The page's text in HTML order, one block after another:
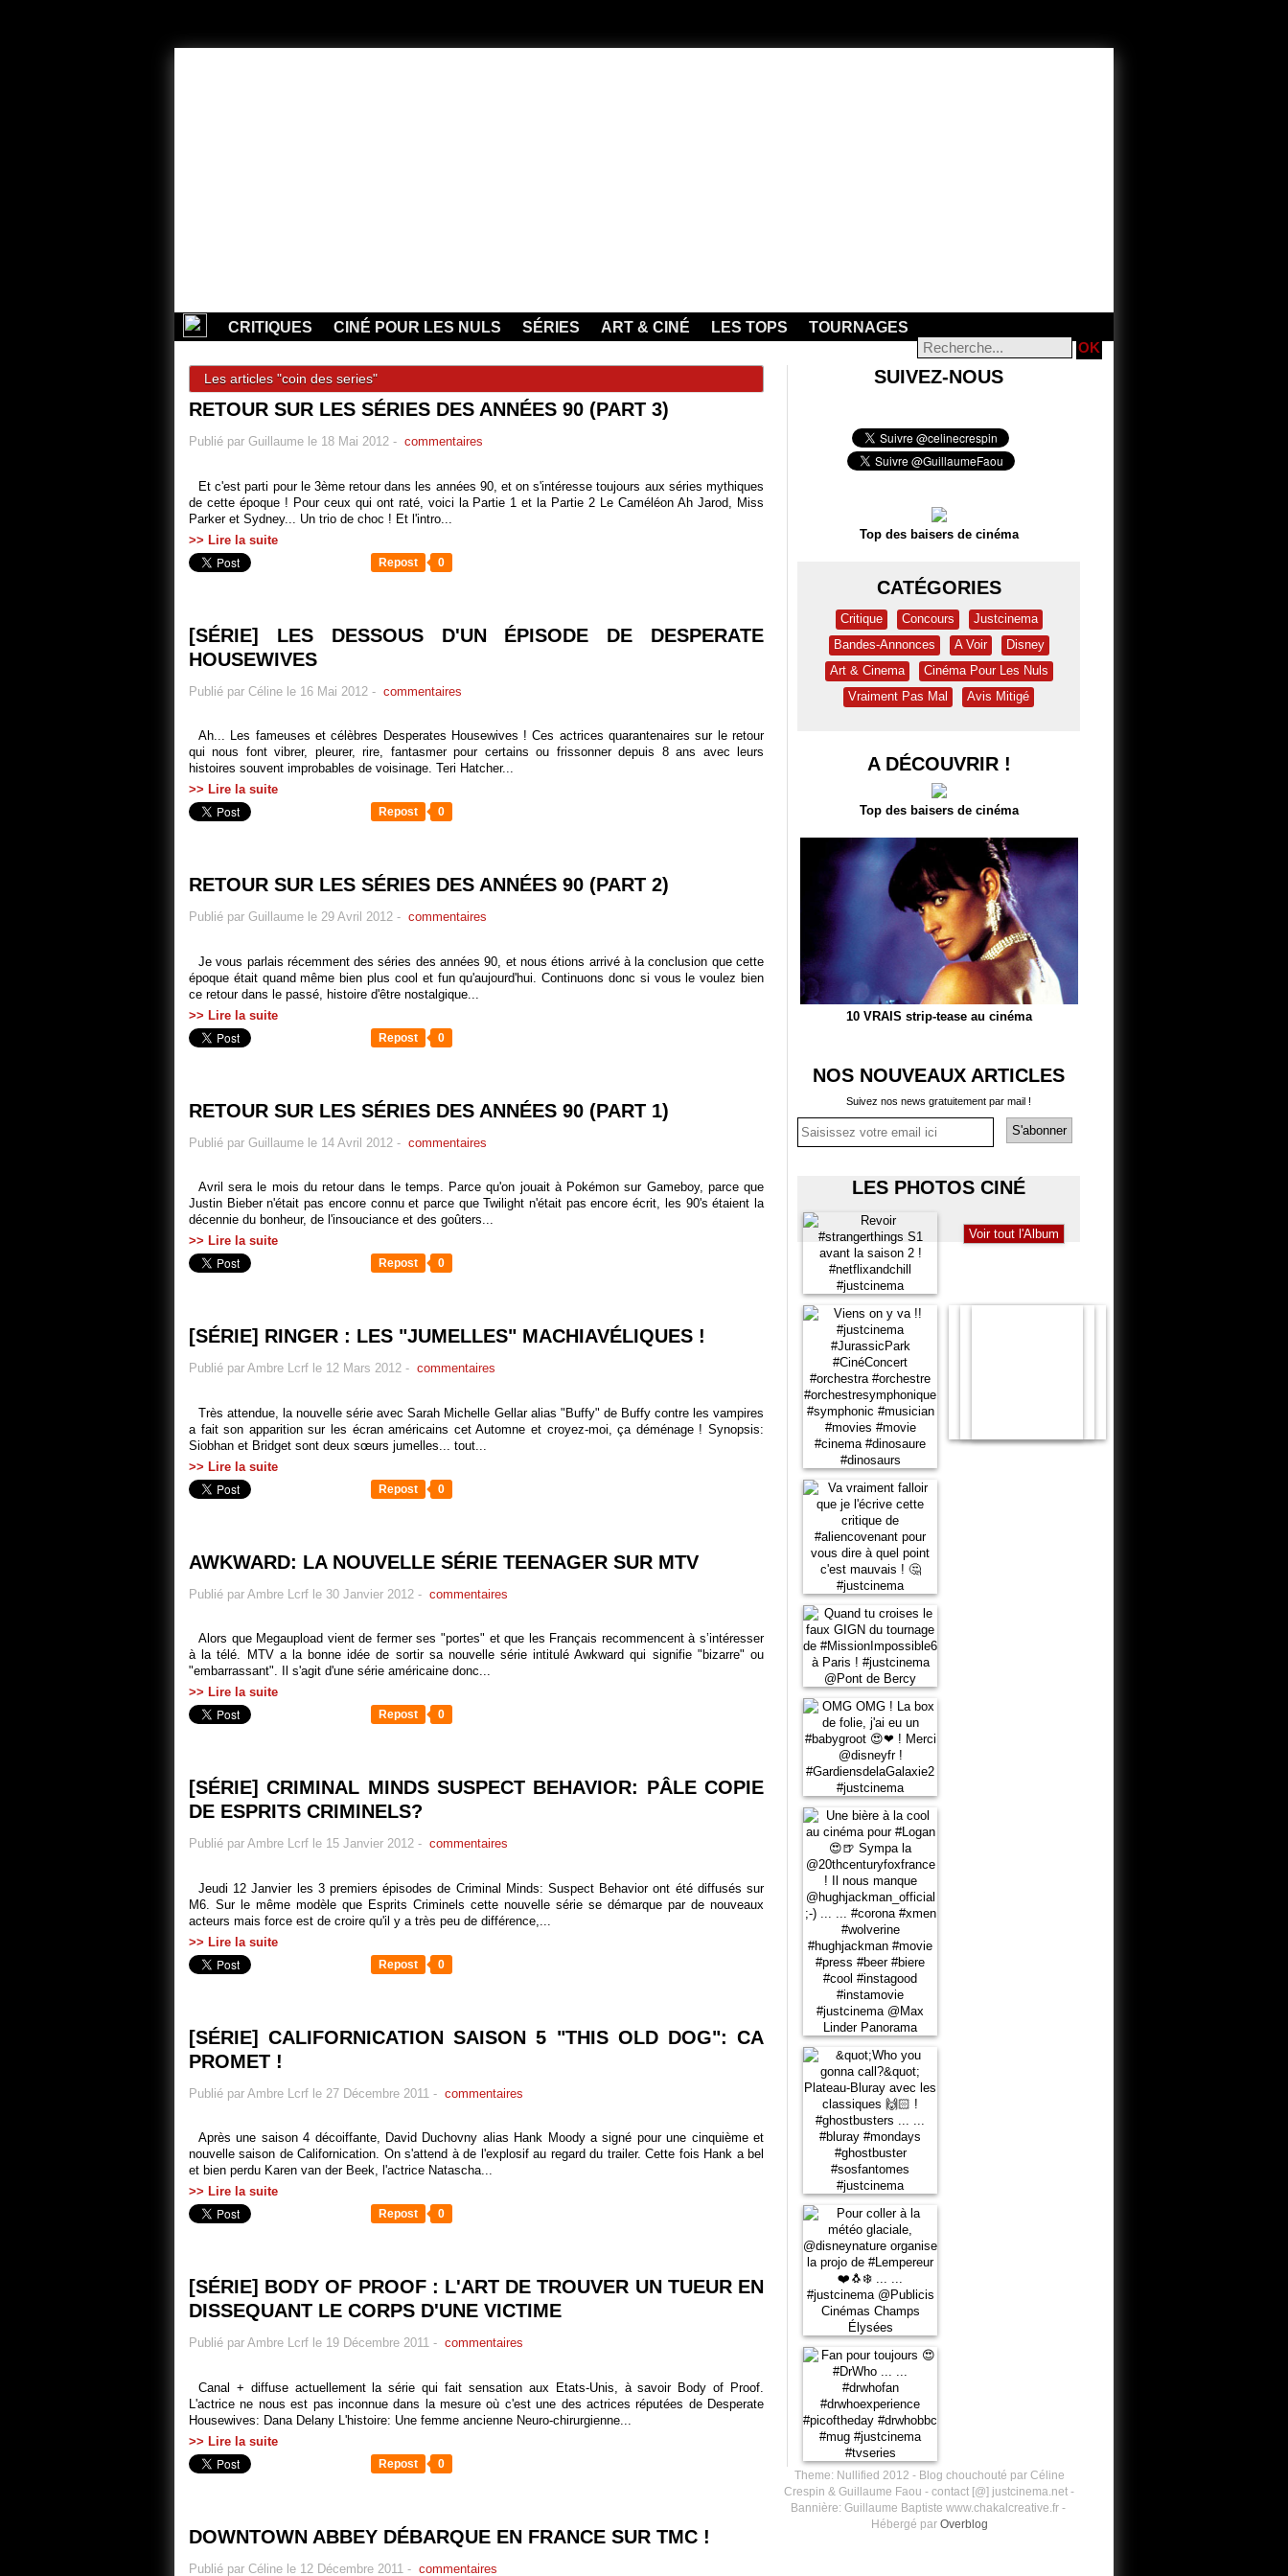
CRITIQUES CINÉ POUR LES NULS SÉRIES ART & CINÉ LES TOPS TOURNAGES
Les articles "coin des series"
RETOUR SUR LES SÉRIES DES ANNÉES 90 (PART 3)
Publié par Guillaume le 18 Mai 2012 - commentaires
Et c'est parti pour le 3ème retour dans les années 90, et on s'intéresse toujours aux séries mythiques
de cette époque ! Pour ceux qui ont raté, voici la Partie 1 et la Partie 2 Le Caméléon Ah Jarod, Miss
Parker et Sydney... Un trio de choc ! Et l'intro...
>> Lire la suite
Repost 0
[SÉRIE] LES DESSOUS D'UN ÉPISODE DE DESPERATE
HOUSEWIVES
Publié par Céline le 16 Mai 2012 - commentaires
Ah... Les fameuses et célèbres Desperates Housewives ! Ces actrices quarantenaires sur le retour
qui nous font vibrer, pleurer, rire, fantasmer pour certains ou frissonner depuis 8 ans avec leurs
histoires souvent improbables de voisinage. Teri Hatcher...
>> Lire la suite
Repost 0
RETOUR SUR LES SÉRIES DES ANNÉES 90 (PART 2)
Publié par Guillaume le 29 Avril 2012 - commentaires
Je vous parlais récemment des séries des années 90, et nous étions arrivé à la conclusion que cette
époque était quand même bien plus cool et fun qu'aujourd'hui. Continuons donc si vous le voulez bien
ce retour dans le passé, histoire d'être nostalgique...
>> Lire la suite
Repost 0
RETOUR SUR LES SÉRIES DES ANNÉES 90 (PART 1)
Publié par Guillaume le 14 Avril 2012 - commentaires
Avril sera le mois du retour dans le temps. Parce qu'on jouait à Pokémon sur Gameboy, parce que
Justin Bieber n'était pas encore connu et parce que Twilight n'était pas encore écrit, les 90's étaient la
décennie du bonheur, de l'insouciance et des goûters...
>> Lire la suite
Repost 0
[SÉRIE] RINGER : LES "JUMELLES" MACHIAVÉLIQUES !
Publié par Ambre Lcrf le 12 Mars 2012 - commentaires
Très attendue, la nouvelle série avec Sarah Michelle Gellar alias "Buffy" de Buffy contre les vampires
a fait son apparition sur les écran américains cet Automne et croyez-moi, ça déménage ! Synopsis:
Siobhan et Bridget sont deux sœurs jumelles... tout...
>> Lire la suite
Repost 0
AWKWARD: LA NOUVELLE SÉRIE TEENAGER SUR MTV
Publié par Ambre Lcrf le 30 Janvier 2012 - commentaires
Alors que Megaupload vient de fermer ses "portes" et que les Français recommencent à s’intéresser
à la télé. MTV a la bonne idée de sortir sa nouvelle série intitulé Awkward qui signifie "bizarre" ou
"embarrassant". Il s'agit d'une série américaine donc...
>> Lire la suite
Repost 0
[SÉRIE] CRIMINAL MINDS SUSPECT BEHAVIOR: PÂLE COPIE
DE ESPRITS CRIMINELS?
Publié par Ambre Lcrf le 15 Janvier 2012 - commentaires
Jeudi 12 Janvier les 3 premiers épisodes de Criminal Minds: Suspect Behavior ont été diffusés sur
M6. Sur le même modèle que Esprits Criminels cette nouvelle série se démarque par de nouveaux
acteurs mais force est de croire qu'il y a très peu de différence,...
>> Lire la suite
Repost 0
[SÉRIE] CALIFORNICATION SAISON 5 "THIS OLD DOG": CA
PROMET !
Publié par Ambre Lcrf le 27 Décembre 2011 - commentaires
Après une saison 4 décoiffante, David Duchovny alias Hank Moody a signé pour une cinquième et
nouvelle saison de Californication. On s'attend à de l'explosif au regard du trailer. Cette fois Hank a bel
et bien perdu Karen van der Beek, l'actrice Natascha...
>> Lire la suite
Repost 0
[SÉRIE] BODY OF PROOF : L'ART DE TROUVER UN TUEUR EN
DISSEQUANT LE CORPS D'UNE VICTIME
Publié par Ambre Lcrf le 19 Décembre 2011 - commentaires
Canal + diffuse actuellement la série qui fait sensation aux Etats-Unis, à savoir Body of Proof.
L'actrice ne nous est pas inconnue dans la mesure où c'est une des actrices réputées de Desperate
Housewives: Dana Delany L'histoire: Une femme ancienne Neuro-chirurgienne...
>> Lire la suite
Repost 0
DOWNTOWN ABBEY DÉBARQUE EN FRANCE SUR TMC !
Publié par Céline le 12 Décembre 2011 - commentaires
SUIVEZ-NOUS
Top des baisers de cinéma
CATÉGORIES
Critique Concours
Justcinema
Bandes-Annonces
A Voir
Disney
Art & Cinema
Cinéma Pour Les Nuls
Vraiment Pas Mal
Avis Mitigé
A DÉCOUVRIR !
Top des baisers de cinéma
10 VRAIS strip-tease au cinéma
NOS NOUVEAUX ARTICLES
Suivez nos news gratuitement par mail !
LES PHOTOS CINÉ
Voir tout l'Album
Theme: Nullified 2012 - Blog chouchouté par Céline
Crespin & Guillaume Faou - contact [@] justcinema.net -
Bannière: Guillaume Baptiste www.chakalcreative.fr -
Hébergé par Overblog